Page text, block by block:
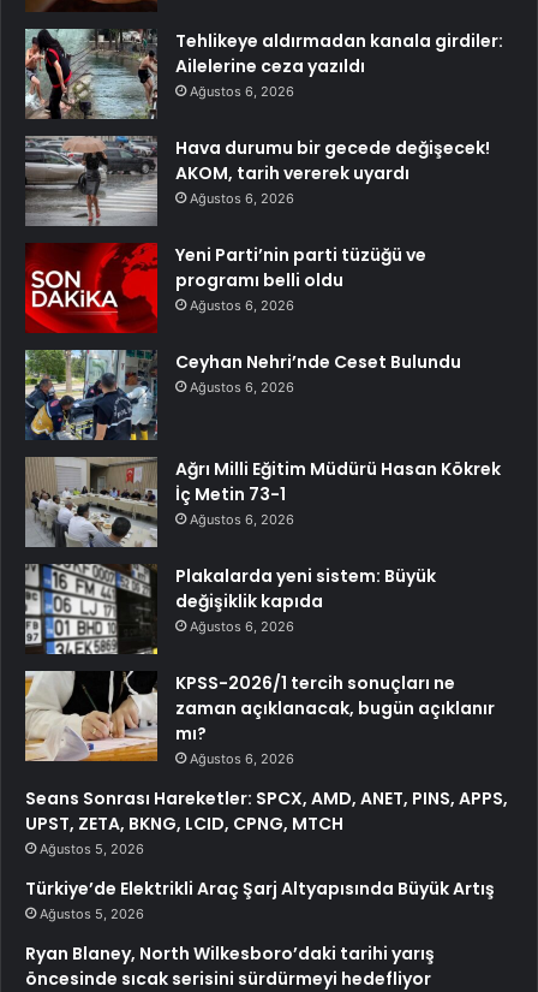
Tehlikeye aldırmadan kanala girdiler:
Ailelerine ceza yazıldı
Ağustos 6, 2026
Hava durumu bir gecede değişecek!
AKOM, tarih vererek uyardı
Ağustos 6, 2026
Yeni Parti’nin parti tüzüğü ve
programı belli oldu
Ağustos 6, 2026
Ceyhan Nehri’nde Ceset Bulundu
Ağustos 6, 2026
Ağrı Milli Eğitim Müdürü Hasan Kökrek
İç Metin 73-1
Ağustos 6, 2026
Plakalarda yeni sistem: Büyük
değişiklik kapıda
Ağustos 6, 2026
KPSS-2026/1 tercih sonuçları ne
zaman açıklanacak, bugün açıklanır
mı?
Ağustos 6, 2026
Seans Sonrası Hareketler: SPCX, AMD, ANET, PINS, APPS,
UPST, ZETA, BKNG, LCID, CPNG, MTCH
Ağustos 5, 2026
Türkiye’de Elektrikli Araç Şarj Altyapısında Büyük Artış
Ağustos 5, 2026
Ryan Blaney, North Wilkesboro’daki tarihi yarış
öncesinde sıcak serisini sürdürmeyi hedefliyor